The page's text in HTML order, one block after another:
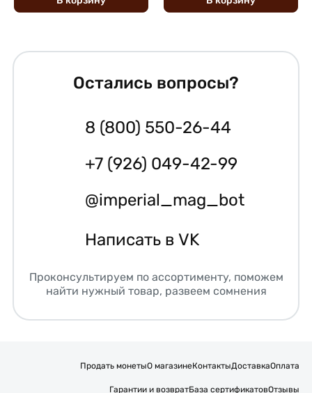
Остались вопросы?
8 (800) 550-26-44
+7 (926) 049-42-99
@imperial_mag_bot
Написать в VK
Проконсультируем по ассортименту, поможем
найти нужный товар, развеем сомнения
Продать монетыО магазинеКонтактыДоставкаОплата
Гарантии и возвратБаза сертификатовОтзывы